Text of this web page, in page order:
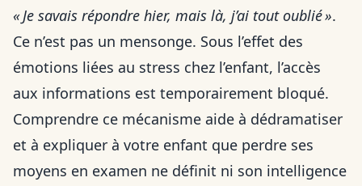
« Je savais répondre hier, mais là, j’ai tout oublié ».
Ce n’est pas un mensonge. Sous l’effet des
émotions liées au stress chez l’enfant, l’accès
aux informations est temporairement bloqué.
Comprendre ce mécanisme aide à dédramatiser
et à expliquer à votre enfant que perdre ses
moyens en examen ne définit ni son intelligence